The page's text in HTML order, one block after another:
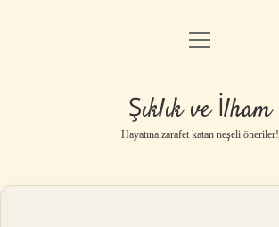
Anasayfa
Gizlilik Politikası
Yasal Uyarı
menüyü
Şıklık ve İlham
Hayatına zarafet katan neşeli öneriler!